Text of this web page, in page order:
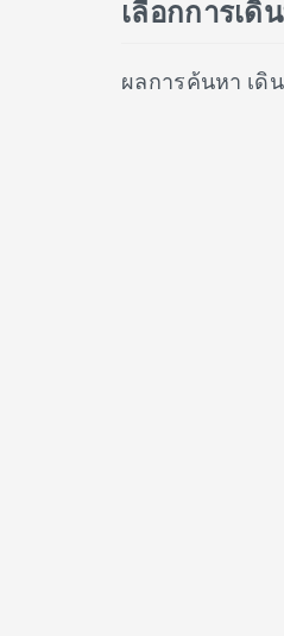
เลือกการเ
ผลการค้นหา เดิ